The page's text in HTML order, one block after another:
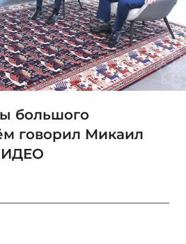
большого
говорил Микаил